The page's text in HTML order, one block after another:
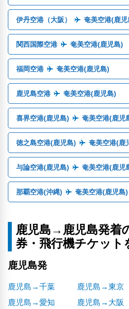
伊丹空港（大阪） 奄美空港(鹿児
関西国際空港 奄美空港(鹿児島)
福岡空港 奄美空港(鹿児島)
鹿児島空港 奄美空港(鹿児島)
喜界空港(鹿児島) 奄美空港(鹿児
徳之島空港(鹿児島) 奄美空港(鹿
与論空港(鹿児島) 奄美空港(鹿児
那覇空港(沖縄) 奄美空港(鹿児島)
鹿児島→鹿児島発着
券・飛行機チケット
鹿児島発
鹿児島→千葉 鹿児島→東京
鹿児島→愛知
鹿児島→大阪